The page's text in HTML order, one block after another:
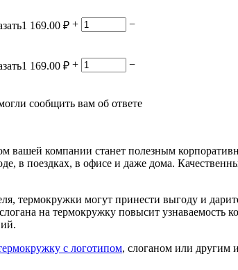
1 169.00 ₽ + −
1 169.00 ₽ + −
сообщить вам об ответе
вашей компании станет полезным
в поездках, в офисе и даже дома.
термокружки могут принести выгоду и
на термокружку повысит
с логотипом, слоганом или другим